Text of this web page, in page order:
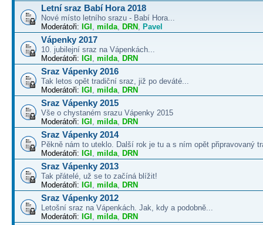
Letní sraz Babí Hora 2018
Nové místo letního srazu - Babí Hora...
Moderátoři: IGI , milda, DRN , Pavel
Vápenky 2017
10. jubilejní sraz na Vápenkách...
Moderátoři: IGI , milda, DRN
Sraz Vápenky 2016
Tak letos opět tradiční sraz, již po deváté...
Moderátoři: IGI , milda, DRN
Sraz Vápenky 2015
Vše o chystaném srazu Vápenky 2015
Moderátoři: IGI , milda, DRN
Sraz Vápenky 2014
Pěkně nám to uteklo. Další rok je tu a s ním opět připravovaný
Moderátoři: IGI , milda, DRN
Sraz Vápenky 2013
Tak přátelé, už se to začíná blížit!
Moderátoři: IGI , milda, DRN
Sraz Vápenky 2012
Letošní sraz na Vápenkách. Jak, kdy a podobně...
Moderátoři: IGI , milda, DRN